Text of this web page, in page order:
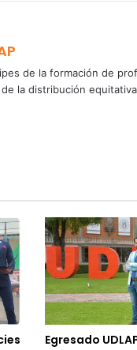
de la formación de
la distribución
Egresado